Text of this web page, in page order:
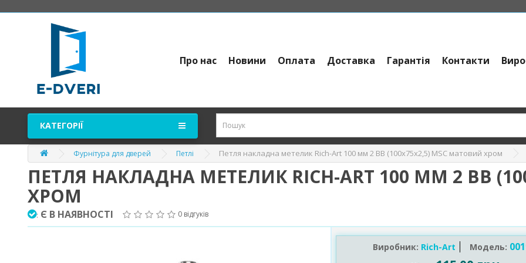
Про нас Новини Оплата Доставка Гарантія Контакти
КАТЕГОРІЇ
Фурнітура для дверей Петлі Петля накладна метелик Rich-Art 100 мм 2 ВВ (100х75х2,5) MSC матовий хром
ПЕТЛЯ НАКЛАДНА МЕТЕЛИК RICH-ART 100 ММ 2 ВВ
ХРОМ
: Є В НАЯВНОСТІ 0 відгуків
Виробник: Rich-Art Модель: